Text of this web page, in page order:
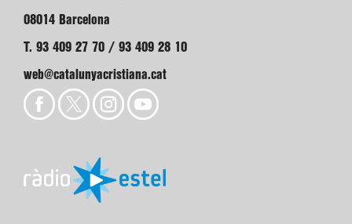
08014 Barcelona
T. 93 409 27 70 / 93 409 28 10
web@catalunyacristiana.cat